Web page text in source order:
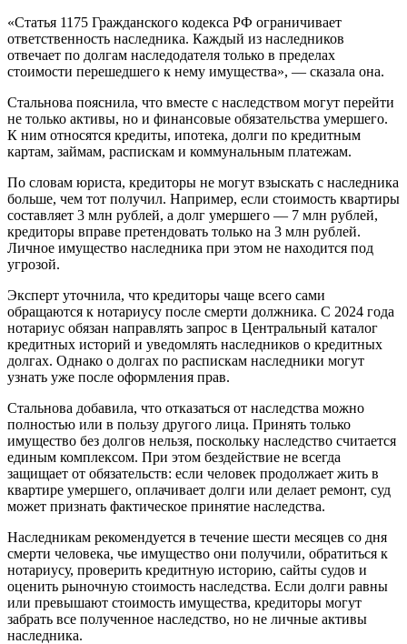
«Статья 1175 Гражданского кодекса РФ ограничивает
ответственность наследника. Каждый из наследников
отвечает по долгам наследодателя только в пределах
стоимости перешедшего к нему имущества», — сказала она.
Стальнова пояснила, что вместе с наследством могут перейти
не только активы, но и финансовые обязательства умершего.
К ним относятся кредиты, ипотека, долги по кредитным
картам, займам, распискам и коммунальным платежам.
По словам юриста, кредиторы не могут взыскать с наследника
больше, чем тот получил. Например, если стоимость квартиры
составляет 3 млн рублей, а долг умершего — 7 млн рублей,
кредиторы вправе претендовать только на 3 млн рублей.
Личное имущество наследника при этом не находится под
угрозой.
Эксперт уточнила, что кредиторы чаще всего сами
обращаются к нотариусу после смерти должника. С 2024 года
нотариус обязан направлять запрос в Центральный каталог
кредитных историй и уведомлять наследников о кредитных
долгах. Однако о долгах по распискам наследники могут
узнать уже после оформления прав.
Стальнова добавила, что отказаться от наследства можно
полностью или в пользу другого лица. Принять только
имущество без долгов нельзя, поскольку наследство считается
единым комплексом. При этом бездействие не всегда
защищает от обязательств: если человек продолжает жить в
квартире умершего, оплачивает долги или делает ремонт, суд
может признать фактическое принятие наследства.
Наследникам рекомендуется в течение шести месяцев со дня
смерти человека, чье имущество они получили, обратиться к
нотариусу, проверить кредитную историю, сайты судов и
оценить рыночную стоимость наследства. Если долги равны
или превышают стоимость имущества, кредиторы могут
забрать все полученное наследство, но не личные активы
наследника.